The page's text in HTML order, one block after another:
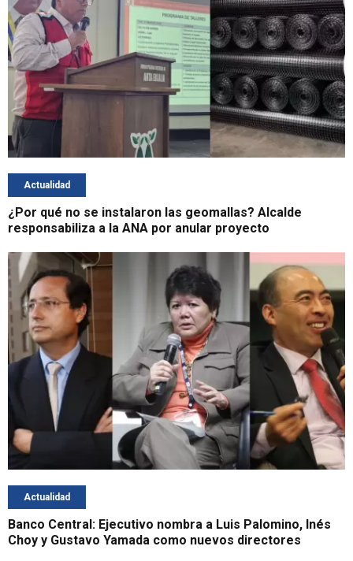
Actualidad
¿Por qué no se instalaron las geomallas? Alcalde
responsabiliza a la ANA por anular proyecto
Actualidad
Banco Central: Ejecutivo nombra a Luis Palomino, Inés
Choy y Gustavo Yamada como nuevos directores